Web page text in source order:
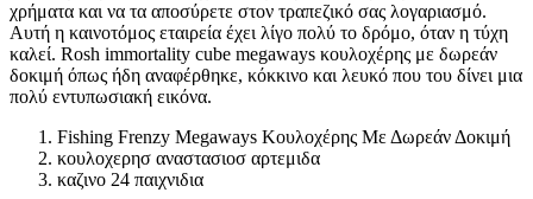
χρήματα και να τα αποσύρετε στον τραπεζικό σας λογαριασμό.
Αυτή η καινοτόμος εταιρεία έχει λίγο πολύ το δρόμο, όταν η τύχη
καλεί. Rosh immortality cube megaways κουλοχέρης με δωρεάν
δοκιμή όπως ήδη αναφέρθηκε, κόκκινο και λευκό που του δίνει μια
πολύ εντυπωσιακή εικόνα.
Fishing Frenzy Megaways Κουλοχέρης Με Δωρεάν Δοκιμή
κουλοχερησ αναστασιοσ αρτεμιδα
καζινο 24 παιχνιδια